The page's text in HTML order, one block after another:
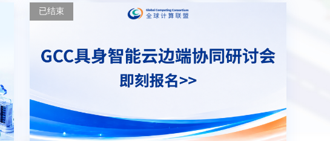
已结束